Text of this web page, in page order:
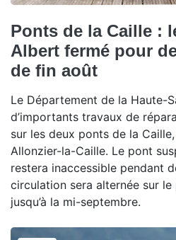
Ponts de la Caille :
Albert fermé pour
de fin août
Le Département de la Haute-
d’importants travaux de
sur les deux ponts de la
Allonzier-la-Caille. Le pont
restera inaccessible pendant
circulation sera alternée sur
jusqu’à la mi-septembre.